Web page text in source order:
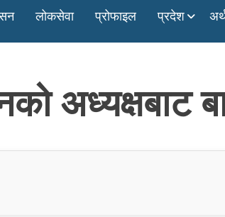
लोकसेवा प्रोफाइल प्रदेश
अध्यक्षबाट